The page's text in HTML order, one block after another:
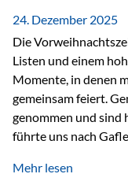
24. Dezember 2025
Die
Listen und einem
Momente, in denen
gemeinsam feiert.
genommen und sind
führte uns nach
beeindruckendes
Mehr lesen